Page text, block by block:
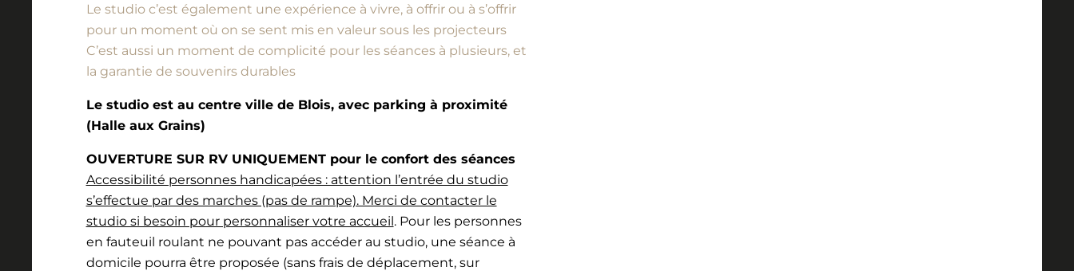
Le studio c’est également une expérience à vivre, à offrir ou à s’offrir
pour un moment où on se sent mis en valeur sous les projecteurs
C’est aussi un moment de complicité pour les séances à plusieurs, et
la garantie de souvenirs durables
Le studio est au centre ville de Blois, avec parking à proximité
(Halle aux Grains)
OUVERTURE SUR RV UNIQUEMENT pour le confort des séances
Accessibilité personnes handicapées : attention l’entrée du studio
s’effectue par des marches (pas de rampe). Merci de contacter le
studio si besoin pour personnaliser votre accueil. Pour les personnes
en fauteuil roulant ne pouvant pas accéder au studio, une séance à
domicile pourra être proposée (sans frais de déplacement, sur